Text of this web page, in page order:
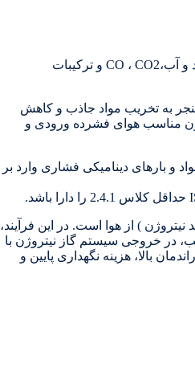
نکته مهم دیگر که همواره باید به آن توجه شود این است که مراحل جذب ترکیبات گازی موجود در هوا به ترتیب از مواد با قطبیت بالاتر آغاز می‌شود و آب،CO ، CO2 و ترکیبات
به تخریب مواد جاذب و کاهش
مناسب هوای فشرده ورودی و
و بارهای ديناميكی فشاری وارد بر
) از هوا است. در این فرآیند،
در خروجی سیستم گاز نیتروژن با
بالا، هزینه نگهداری پایین و